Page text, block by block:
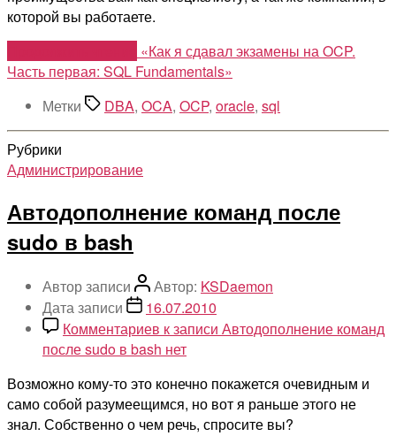
которой вы работаете.
«Как я сдавал экзамены на OCP.
Часть первая: SQL Fundamentals»
Метки
DBA, OCA, OCP, oracle, sql
Рубрики
Администрирование
Автодополнение команд после
sudo в bash
Автор записи Автор: KSDaemon
Дата записи
16.07.2010
Комментариев к записи Автодополнение команд
после sudo в bash нет
Возможно кому-то это конечно покажется очевидным и
само собой разумеещимся, но вот я раньше этого не
знал. Собственно о чем речь, спросите вы?